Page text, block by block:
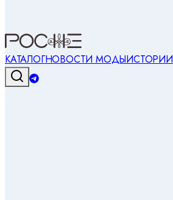
КАТАЛОГНОВОСТИ МОДЫИСТОРИИ